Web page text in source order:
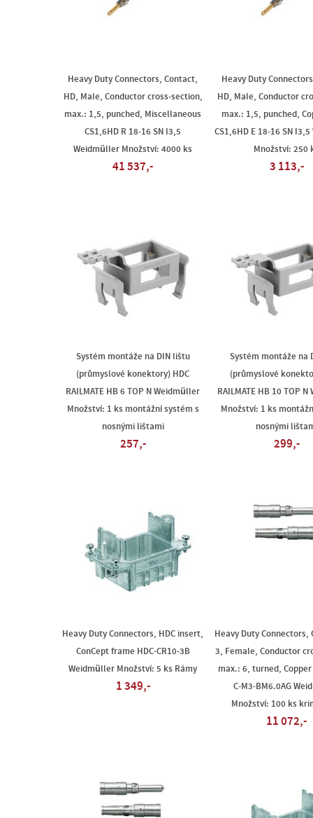
Heavy Duty Connectors, Contact,
HD, Male, Conductor cross-section,
max.: 1,5, punched, Miscellaneous
CS1,6HD R 18-16 SN I3,5
Weidmüller Množství: 4000 ks
41 537,-
Heavy Duty
HD, Male, Conductor
max.: 1,5, punched,
CS1,6HD E 18-16 SN
Množství: 250
3 113,-
Systém montáže na DIN lištu
(průmyslové konektory) HDC
RAILMATE HB 6 TOP N Weidmüller
Množství: 1 ks montážní systém s
nosnými lištami
257,-
Systém montáže na
(průmyslové
RAILMATE HB 10 TOP
Množství: 1 ks
nosnými
299,-
Heavy Duty Connectors, HDC insert,
ConCept frame HDC-CR10-3B
Weidmüller Množství: 5 ks Rámy
1 349,-
Heavy Duty Connectors,
3, Female, Conductor
max.: 6, turned, Copper
C-M3-BM6.0AG
Množství: 100 ks
11 072,-